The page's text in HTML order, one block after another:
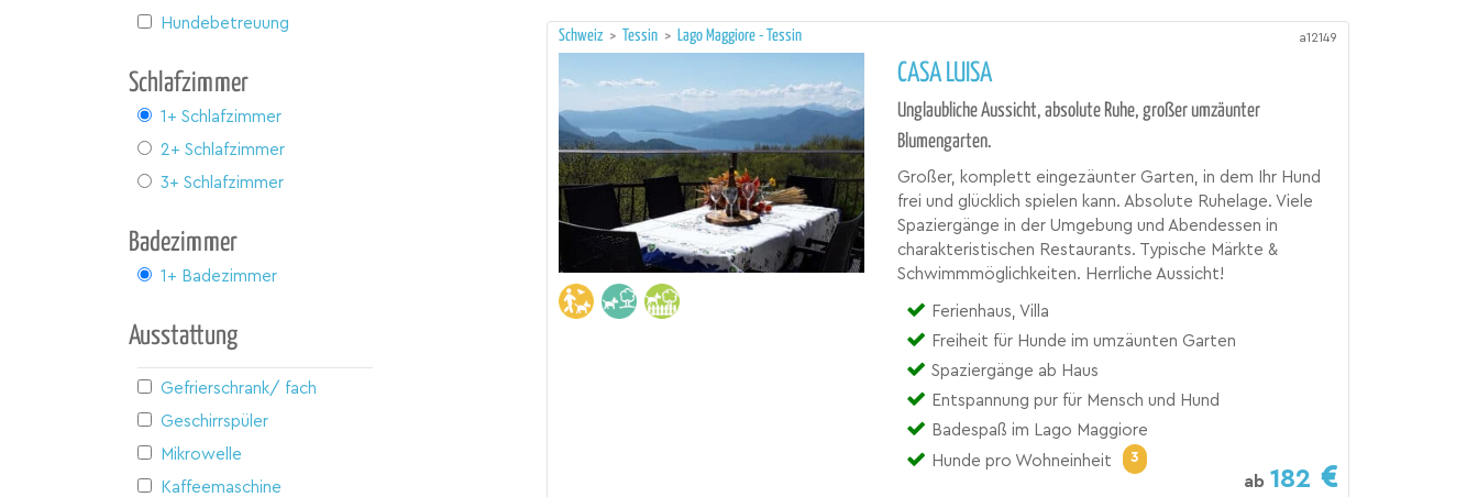
Hundebetreuung
Schlafzimmer
1+ Schlafzimmer
2+ Schlafzimmer
3+ Schlafzimmer
Badezimmer
1+ Badezimmer
Ausstattung
Gefrierschrank/ fach
Geschirrspüler
Mikrowelle
Kaffeemaschine
Schweiz > Tessin > Lago Maggiore - Tessin a12149
CASA LUISA
Unglaubliche Aussicht, absolute Ruhe, großer umzäunter
Blumengarten.
Großer, komplett eingezäunter Garten, in dem Ihr Hund
frei und glücklich spielen kann. Absolute Ruhelage. Viele
Spaziergänge in der Umgebung und Abendessen in
charakteristischen Restaurants. Typische Märkte &
Schwimmmöglichkeiten. Herrliche Aussicht!
Ferienhaus, Villa
Freiheit für Hunde im umzäunten Garten
Spaziergänge ab Haus
Entspannung pur für Mensch und Hund
Badespaß im Lago Maggiore
Hunde pro Wohneinheit
3
ab 182